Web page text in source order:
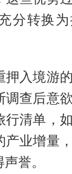
分转换
押入境游
调查后意
行清单，
产业增量
誉。